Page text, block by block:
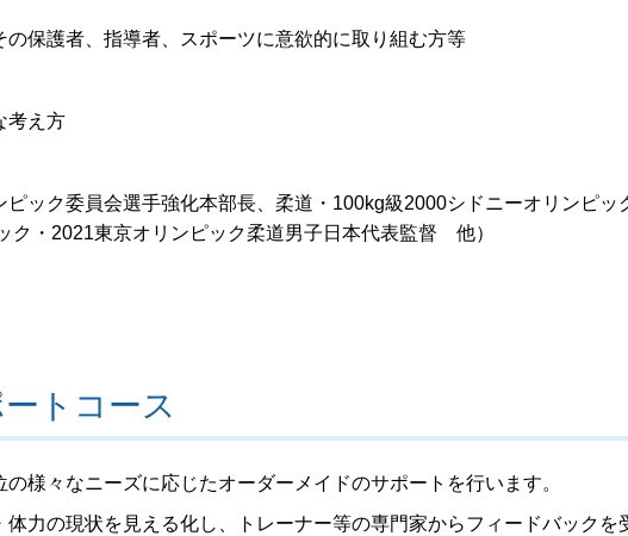
保護者、指導者、スポーツに意欲的に取り組む方等
考え方
ック委員会選手強化本部長、柔道・100kg級2000シドニーオリンピッ
ク・2021東京オリンピック柔道男子日本代表監督 他）
トコース
様々なニーズに応じたオーダーメイドのサポートを行います。
力の現状を見える化し、トレーナー等の専門家からフィードバックを